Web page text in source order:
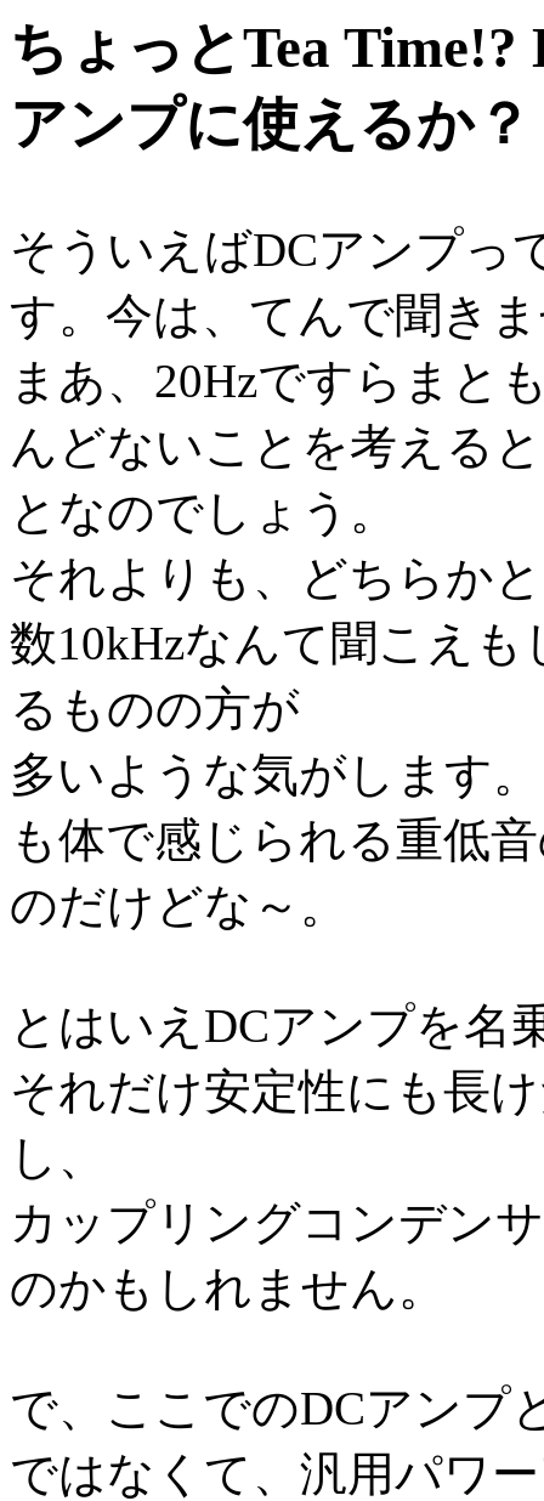
ちょっとTea
アンプに使えるか？
そういえばDCアンプっ
す。今は、てんで聞き
まあ、20Hzですらまと
んどないことを考える
となのでしょう。
それよりも、どちらか
数10kHzなんて聞こえ
るものの方が
多いような気がします
も体で感じられる重低
のだけどな～。
とはいえDCアンプを名
それだけ安定性にも長
し、
カップリングコンデン
のかもしれません。
で、ここでのDCアンプ
ではなくて、汎用パワ